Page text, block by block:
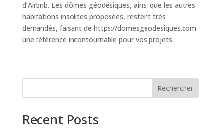
d’Airbnb. Les dômes géodésiques, ainsi que les autres
habitations insolites proposées, restent très
demandés, faisant de https://domesgeodesiques.com
une référence incontournable pour vos projets.
Rechercher
Recent Posts